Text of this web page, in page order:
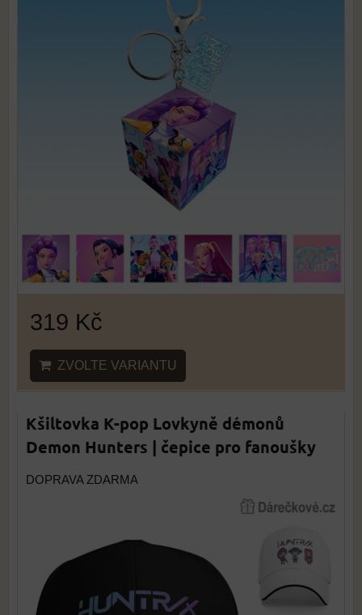
319 Kč
ZVOLTE VARIANTU
Kšiltovka K-pop Lovkyně démonů
Demon Hunters | čepice pro fanoušky
DOPRAVA ZDARMA